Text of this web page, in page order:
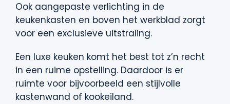
Ook aangepaste verlichting in de
keukenkasten en boven het werkblad zorgt
voor een exclusieve uitstraling.
Een luxe keuken komt het best tot z’n recht
in een ruime opstelling. Daardoor is er
ruimte voor bijvoorbeeld een stijlvolle
kastenwand of kookeiland.